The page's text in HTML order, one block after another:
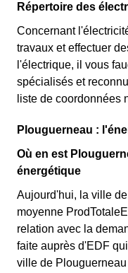
Répertoire des
Concernant
travaux et effectuer
l'électrique, il vous
spécialisés et
liste de coordonnées
Plouguerneau :
Où en est
énergétique
Aujourd'hui, la ville
moyenne
relation avec la
faite auprès d'EDF
ville de